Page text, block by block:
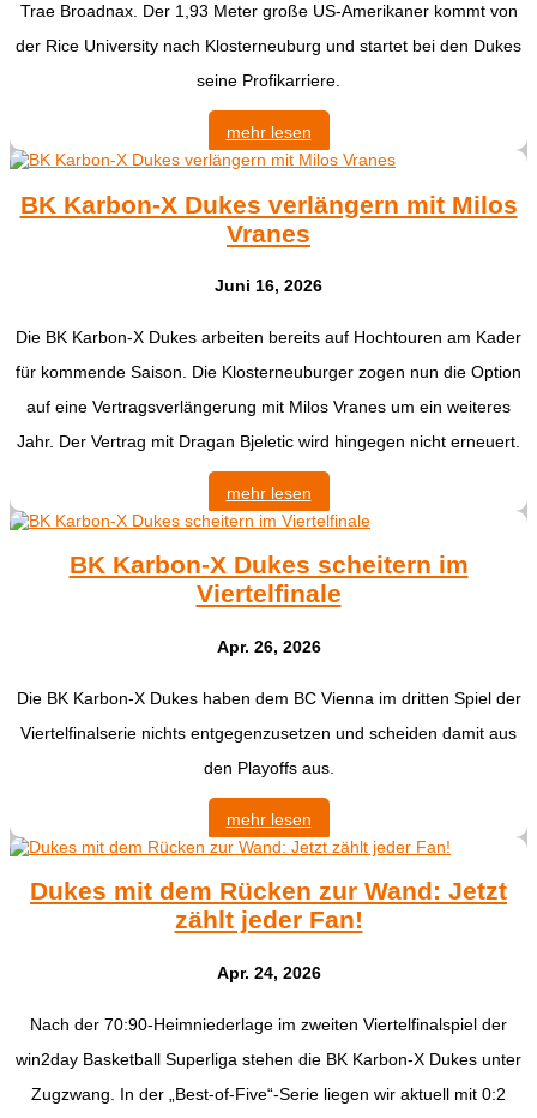
Trae Broadnax. Der 1,93 Meter große US-Amerikaner kommt von
der Rice University nach Klosterneuburg und startet bei den Dukes
seine Profikarriere.
mehr lesen
BK Karbon-X Dukes verlängern mit Milos
Vranes
Juni 16, 2026
Die BK Karbon-X Dukes arbeiten bereits auf Hochtouren am Kader
für kommende Saison. Die Klosterneuburger zogen nun die Option
auf eine Vertragsverlängerung mit Milos Vranes um ein weiteres
Jahr. Der Vertrag mit Dragan Bjeletic wird hingegen nicht erneuert.
mehr lesen
BK Karbon-X Dukes scheitern im
Viertelfinale
Apr. 26, 2026
Die BK Karbon-X Dukes haben dem BC Vienna im dritten Spiel der
Viertelfinalserie nichts entgegenzusetzen und scheiden damit aus
den Playoffs aus.
mehr lesen
Dukes mit dem Rücken zur Wand: Jetzt
zählt jeder Fan!
Apr. 24, 2026
Nach der 70:90-Heimniederlage im zweiten Viertelfinalspiel der
win2day Basketball Superliga stehen die BK Karbon-X Dukes unter
Zugzwang. In der „Best-of-Five“-Serie liegen wir aktuell mit 0:2